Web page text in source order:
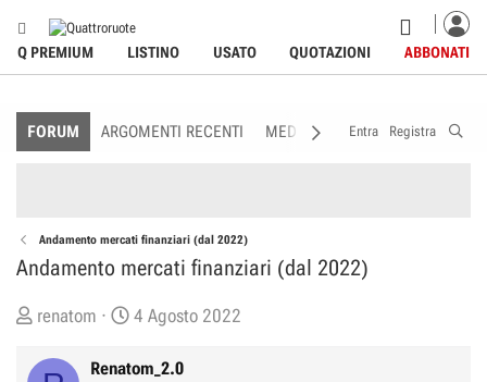
Q PREMIUM LISTINO USATO QUOTAZIONI ABBONATI
FORUM ARGOMENTI RECENTI MEDIA MEMBRI
Entra Registra
Andamento mercati finanziari (dal 2022)
Andamento mercati finanziari (dal 2022)
C
e
renatom
D
t
4 Agosto 2022
Renatom_2.0